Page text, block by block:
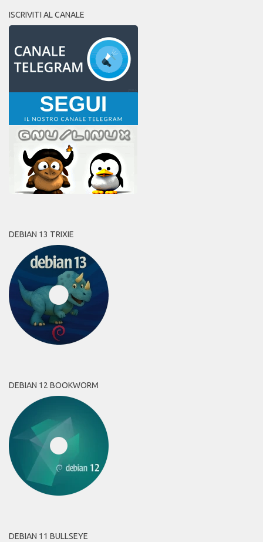
ISCRIVITI AL CANALE
DEBIAN 13 TRIXIE
DEBIAN 12 BOOKWORM
DEBIAN 11 BULLSEYE